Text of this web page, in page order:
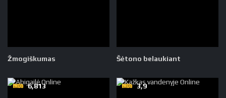
Žmogiškumas Šėtono belaukiant
6,813 3,9